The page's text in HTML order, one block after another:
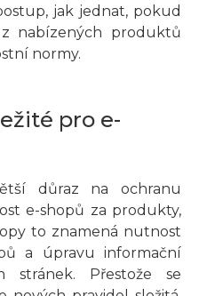
jak jednat, pokud
nabízených produktů
normy.
pro e-
důraz na ochranu
e-shopů za produkty,
to znamená nutnost
a úpravu informační
stránek. Přestože se